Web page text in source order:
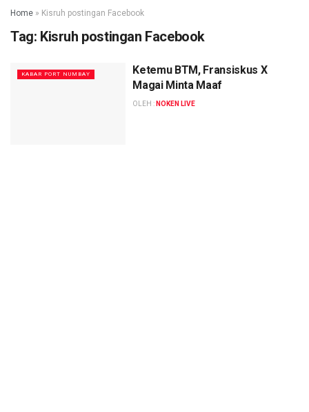
Home » Kisruh postingan Facebook
Tag: Kisruh postingan Facebook
KABAR PORT NUMBAY
Ketemu BTM, Fransiskus X
Magai Minta Maaf
OLEH : NOKEN LIVE